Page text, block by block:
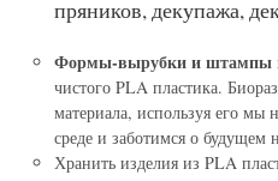
пряников, декупажа,
Формы-вырубки и штампы
чистого PLA пластика.
материала, используя его
среде и заботимся о будущем
Хранить изделия из PLA